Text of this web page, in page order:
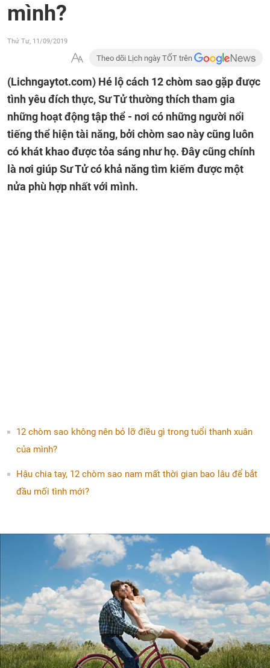
mình?
Thứ Tư, 11/09/2019
Theo dõi Lịch ngày TỐT trên
(Lichngaytot.com) Hé lộ cách 12 chòm sao gặp được
tình yêu đích thực, Sư Tử thường thích tham gia
những hoạt động tập thể - nơi có những người nổi
tiếng thể hiện tài năng, bởi chòm sao này cũng luôn
có khát khao được tỏa sáng như họ. Đây cũng chính
là nơi giúp Sư Tử có khả năng tìm kiếm được một
nửa phù hợp nhất với mình.
12 chòm sao không nên bỏ lỡ điều gì trong tuổi thanh xuân
của mình?
Hậu chia tay, 12 chòm sao nam mất thời gian bao lâu để bắt
đầu mối tình mới?